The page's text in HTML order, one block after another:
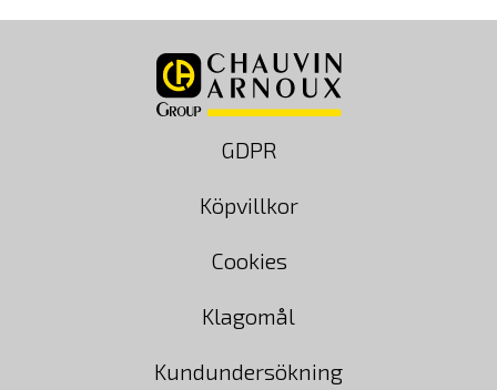
GDPR
Köpvillkor
Cookies
Klagomål
Kundundersökning